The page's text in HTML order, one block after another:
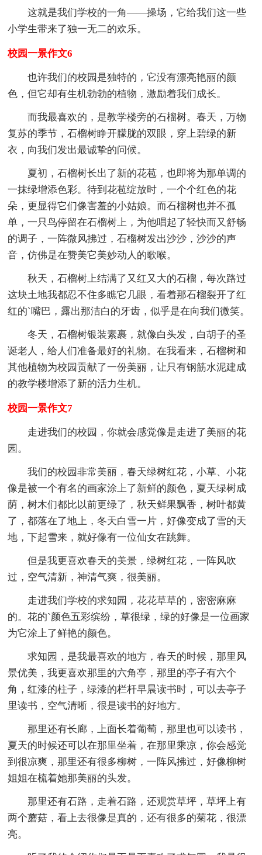
这就是我们学校的一角——操场，它给我们这一些
小学生带来了独一无二的欢乐。
校园一景作文6
也许我们的校园是独特的，它没有漂亮艳丽的颜
色，但它却有生机勃勃的植物，激励着我们成长。
而我最喜欢的，是教学楼旁的石榴树。春天，万物
复苏的季节，石榴树睁开朦胧的双眼，穿上碧绿的新
衣，向我们发出最诚挚的问候。
夏初，石榴树长出了新的花苞，也即将为那单调的
一抹绿增添色彩。待到花苞绽放时，一个个红色的花
朵，更显得它们像害羞的小姑娘。而石榴树也并不孤
单，一只鸟停留在石榴树上，为他唱起了轻快而又舒畅
的调子，一阵微风拂过，石榴树发出沙沙，沙沙的声
音，仿佛是在赞美它美妙动人的歌喉。
秋天，石榴树上结满了又红又大的石榴，每次路过
这块土地我都忍不住多瞧它几眼，看着那石榴裂开了红
红的`嘴巴，露出那洁白的牙齿，似乎是在向我们微笑。
冬天，石榴树银装素裹，就像白头发，白胡子的圣
诞老人，给人们准备最好的礼物。在我看来，石榴树和
其他植物为校园贡献了一份美丽，让只有钢筋水泥建成
的教学楼增添了新的活力生机。
校园一景作文7
走进我们的校园，你就会感觉像是走进了美丽的花
园。
我们的校园非常美丽，春天绿树红花，小草、小花
像是被一个有名的画家涂上了新鲜的颜色，夏天绿树成
荫，树木们都比以前更绿了，秋天鲜果飘香，树叶都黄
了，都落在了地上，冬天白雪一片，好像变成了雪的天
地，下起雪来，就好像有一位仙女在跳舞。
但是我更喜欢春天的美景，绿树红花，一阵风吹
过，空气清新，神清气爽，很美丽。
走进我们学校的求知园，花花草草的，密密麻麻
的。花的`颜色五彩缤纷，草很绿，绿的好像是一位画家
为它涂上了鲜艳的颜色。
求知园，是我最喜欢的地方，春天的时候，那里风
景优美，我更喜欢那里的六角亭，那里的亭子有六个
角，红漆的柱子，绿漆的栏杆早晨读书时，可以去亭子
里读书，空气清晰，很是读书的好地方。
那里还有长廊，上面长着葡萄，那里也可以读书，
夏天的时候还可以在那里坐着，在那里乘凉，你会感觉
到很凉爽，那里还有很多柳树，一阵风拂过，好像柳树
姐姐在梳着她那美丽的头发。
那里还有石路，走着石路，还观赏草坪，草坪上有
两个蘑菇，看上去很像是真的，还有很多的菊花，很漂
亮。